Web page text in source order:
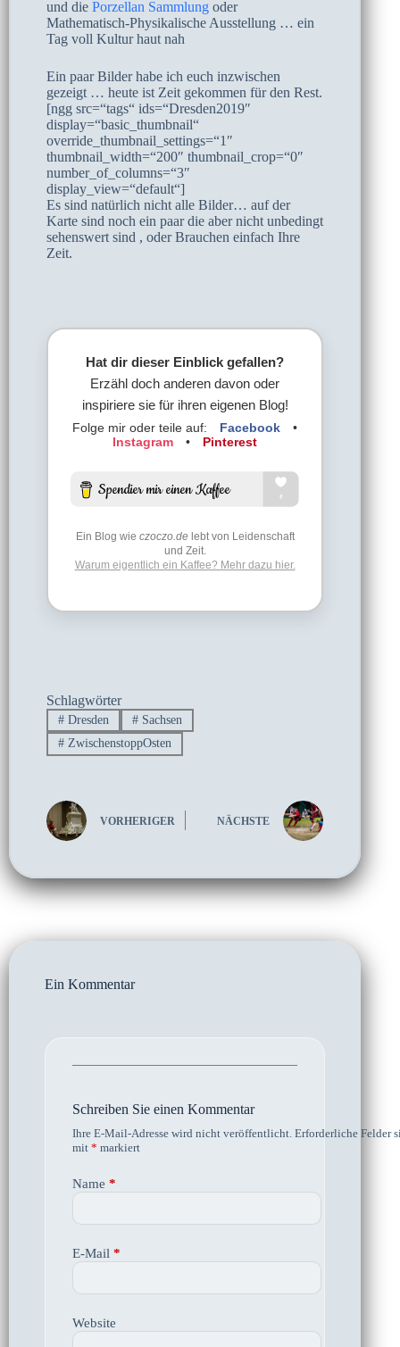
und die Porzellan Sammlung oder
Mathematisch-Physikalische Ausstellung … ein
Tag voll Kultur haut nah
Ein paar Bilder habe ich euch inzwischen
gezeigt … heute ist Zeit gekommen für den Rest.
[ngg src=“tags“ ids=“Dresden2019″
display=“basic_thumbnail“
override_thumbnail_settings=“1″
thumbnail_width=“200″ thumbnail_crop=“0″
number_of_columns=“3″
display_view=“default“]
Es sind natürlich nicht alle Bilder… auf der
Karte sind noch ein paar die aber nicht unbedingt
sehenswert sind , oder Brauchen einfach Ihre
Zeit.
Hat dir dieser Einblick gefallen?
Erzähl doch anderen davon oder
inspiriere sie für ihren eigenen Blog!
Folge mir oder teile auf: Facebook
•
Instagram
• Pinterest
Ein Blog wie czoczo.delebt von Leidenschaft
und Zeit.
Warum eigentlich ein Kaffee? Mehr dazu hier.
Schlagwörter
#Dresden #Sachsen
#ZwischenstoppOsten
VORHERIGER NÄCHSTE
Ein Kommentar
Schreiben Sie einen Kommentar
Ihre E-Mail-Adresse wird nicht veröffentlicht. Erforderliche Felder
mit * markiert
Name *
E-Mail *
Website